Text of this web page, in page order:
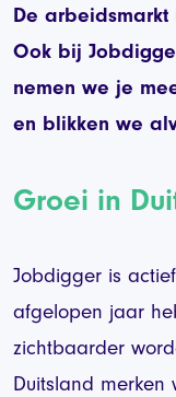
De
Ook bij
nemen we je
en blikken we
Groei in
Jobdigger is
afgelopen jaar
zichtbaarder
Duitsland merken